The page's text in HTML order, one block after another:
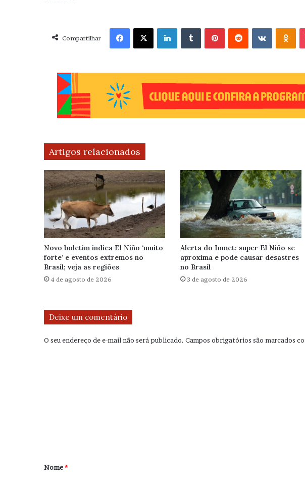
Compartilhar
Facebook X Linkedin VK OK
Artigos relacionados
Novo boletim indica El Niño ‘muito
forte’ e eventos extremos no
Brasil; veja as regiões
4 de agosto de 2026
Alerta do Inmet: super El Niño se
aproxima e pode causar desastres
no Brasil
3 de agosto de 2026
Deixe um comentário
O seu endereço de e-mail não será publicado. Campos obrigatórios são marcados
r
Nome*